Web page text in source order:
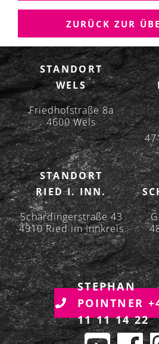
S
N
A
V
I
G
A
T
I
O
N
ZURÜCK ZUR
STANDORT
WELS
Friedhofstraße 8a
4600 Wels
STANDORT
RIED I. INN.
Schärdingerstraße 43
4910 Ried im Innkreis
STEPHAN
POINTNER
11 11 14 22